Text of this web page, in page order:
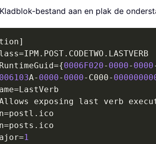
bestand aan en plak de
=IPM . POST. CODETWO . LASTVERB
={0006F020- 0000- 0000
A- 0000- 0000- C000-
= LastVerb
exposing last verb
=postl . ico
=posts . ico
=1